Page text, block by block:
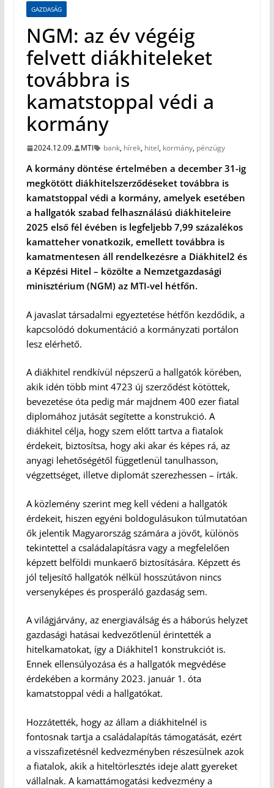
GAZDASÁG
NGM: az év végéig
felvett diákhiteleket
továbbra is
kamatstoppal védi a
kormány
2024.12.09. MTI bank, hírek, hitel, kormány, pénzügy
A kormány döntése értelmében a december 31-ig
megkötött diákhitelszerződéseket továbbra is
kamatstoppal védi a kormány, amelyek esetében
a hallgatók szabad felhasználású diákhiteleire
2025 első fél évében is legfeljebb 7,99 százalékos
kamatteher vonatkozik, emellett továbbra is
kamatmentesen áll rendelkezésre a Diákhitel2 és
a Képzési Hitel – közölte a Nemzetgazdasági
minisztérium (NGM) az MTI-vel hétfőn.
A javaslat társadalmi egyeztetése hétfőn kezdődik, a
kapcsolódó dokumentáció a kormányzati portálon
lesz elérhető.
A diákhitel rendkívül népszerű a hallgatók körében,
akik idén több mint 4723 új szerződést kötöttek,
bevezetése óta pedig már majdnem 400 ezer fiatal
diplomához jutását segítette a konstrukció. A
diákhitel célja, hogy szem előtt tartva a fiatalok
érdekeit, biztosítsa, hogy aki akar és képes rá, az
anyagi lehetőségétől függetlenül tanulhasson,
végzettséget, illetve diplomát szerezhessen – írták.
A közlemény szerint meg kell védeni a hallgatók
érdekeit, hiszen egyéni boldogulásukon túlmutatóan
ők jelentik Magyarország számára a jövőt, különös
tekintettel a családalapításra vagy a megfelelően
képzett belföldi munkaerő biztosítására. Képzett és
jól teljesítő hallgatók nélkül hosszútávon nincs
versenyképes és prosperáló gazdaság sem.
A világjárvány, az energiaválság és a háborús helyzet
gazdasági hatásai kedvezőtlenül érintették a
hitelkamatokat, így a Diákhitel1 konstrukciót is.
Ennek ellensúlyozása és a hallgatók megvédése
érdekében a kormány 2023. január 1. óta
kamatstoppal védi a hallgatókat.
Hozzátették, hogy az állam a diákhitelnél is
fontosnak tartja a családalapítás támogatását, ezért
a visszafizetésnél kedvezményben részesülnek azok
a fiatalok, akik a hiteltörlesztés ideje alatt gyereket
vállalnak. A kamattámogatási kedvezmény a